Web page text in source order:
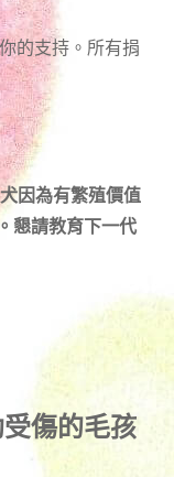
的支持。所有捐
因為有繁殖價值
懇請教育下一代
受傷的毛孩